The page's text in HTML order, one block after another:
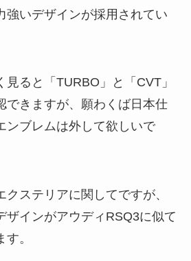
強いデザインが採用されてい
ると「TURBO」と「CVT」
できますが、願わくば日本仕
ンブレムは外して欲しいで
クステリアに関してですが、
ザインがアウディRSQ3に似て
。